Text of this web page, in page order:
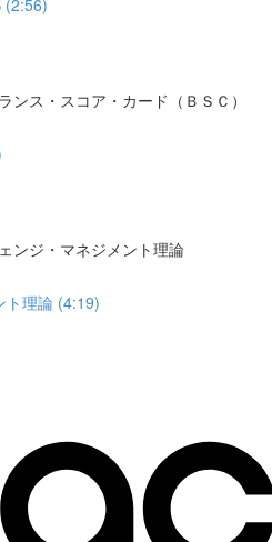
ス・スコア・カード（ＢＳＣ）
ンジ・マネジメント理論
ト理論 (4:19)